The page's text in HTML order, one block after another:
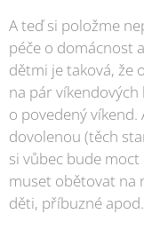
A teď si položme
péče o domácnost
dětmi je taková, že
na pár
o povedený
dovolenou (těch
si vůbec bude
muset obětovat na
děti, příbuzné